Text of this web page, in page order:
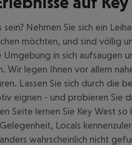
Nehmen Sie sich ein
möchten, und sind völlig
in sich aufsaugen
Wir legen Ihnen vor allem
Lassen Sie sich durch die
eignen - und probieren Sie
Seite lernen Sie Key West
Locals
wahrscheinlich nicht